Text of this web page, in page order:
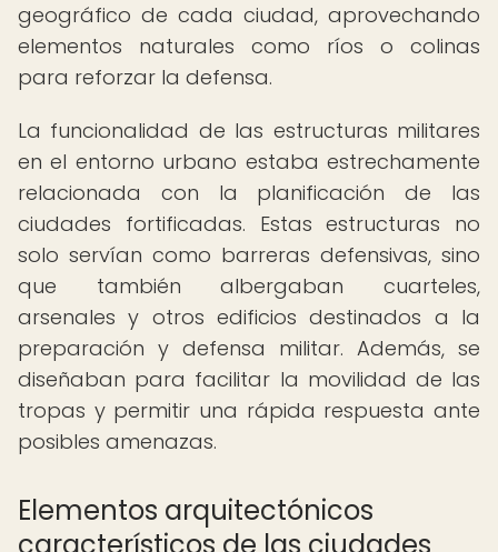
geográfico de cada ciudad, aprovechando
elementos naturales como ríos o colinas
para reforzar la defensa.
La funcionalidad de las estructuras militares
en el entorno urbano estaba estrechamente
relacionada con la planificación de las
ciudades fortificadas. Estas estructuras no
solo servían como barreras defensivas, sino
que también albergaban cuarteles,
arsenales y otros edificios destinados a la
preparación y defensa militar. Además, se
diseñaban para facilitar la movilidad de las
tropas y permitir una rápida respuesta ante
posibles amenazas.
Elementos arquitectónicos